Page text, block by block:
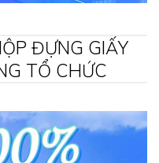
ĐỰNG GIẤY
TỔ CHỨC